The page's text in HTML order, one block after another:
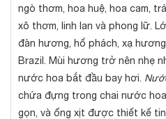
ngò thơm, hoa huệ, hoa cam,
xô thơm, linh lan và phong lữ.
đàn hương, hổ phách, xạ
Brazil. Mùi hương trở nên nhẹ
nước hoa bắt đầu bay hơi.
chứa đựng trong chai nước
gọn, và ống xịt được thiết kế